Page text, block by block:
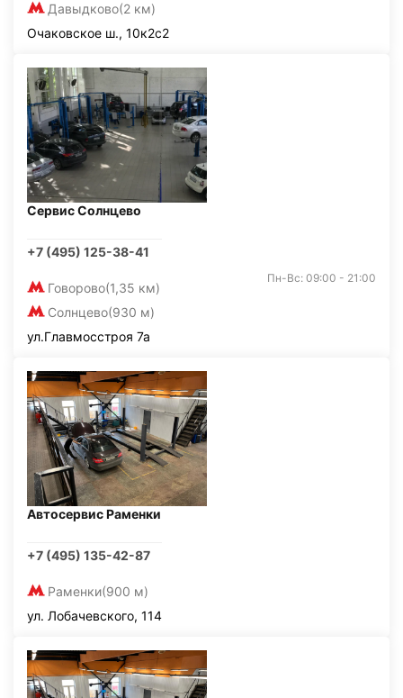
Давыдково(2 км)
Очаковское ш., 10к2с2
Сервис Солнцево
+7 (495) 125-38-41
Говорово(1,35 км)
Солнцево(930 м)
Пн-Вс: 09:00 - 21:00
ул.Главмосстроя 7а
Автосервис Раменки
+7 (495) 135-42-87
Раменки(900 м)
ул. Лобачевского, 114